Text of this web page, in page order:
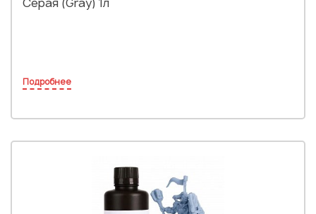
Подробнее